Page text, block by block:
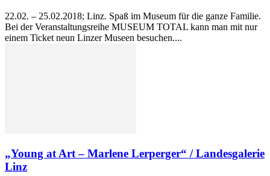
22.02. – 25.02.2018; Linz. Spaß im Museum für die ganze Familie.
Bei der Veranstaltungsreihe MUSEUM TOTAL kann man mit nur
einem Ticket neun Linzer Museen besuchen....
„Young at Art – Marlene Lerperger“ / Landesgalerie
Linz